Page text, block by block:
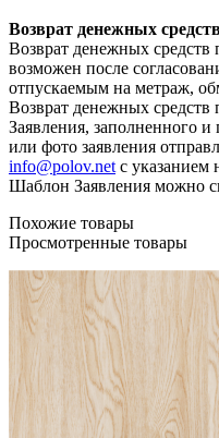
Возврат денежных
Возврат денежных средств
возможен после
отпускаемым на метраж,
Возврат денежных средств
Заявления, заполненного
или фото заявления
info@polov.net с указанием
Шаблон Заявления можно
Похожие товары
Просмотренные товары